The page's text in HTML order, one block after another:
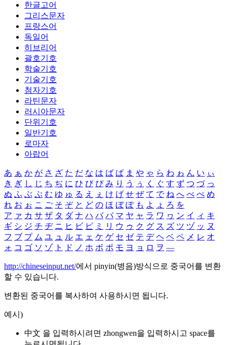
한글고어
그리스문자
프랑스어
독일어
히브리어
괄호기호
학술기호
기술기호
첨자기호
라틴문자
러시아문자
단위기호
일반기호
로마자
아랍어
あ ぁ か が さ ざ た だ な は ば ぱ ま や ゃ ら わ ゎ ん い ぃ
き ぎ し じ ち ぢ に ひ び ぴ み り う ぅ く ぐ す ず つ づ っ
ぬ ふ ぶ ぷ む ゆ ゅ る え ぇ け げ せ ぜ て で ね へ べ ぺ め
れ お ぉ こ ご そ ぞ と ど の ほ ぼ ぽ も よ ょ ろ を
ア ァ カ サ ザ タ ダ ナ ハ バ パ マ ヤ ャ ラ ワ ヮ ン イ ィ キ
ギ シ ジ チ ヂ ニ ヒ ビ ピ ミ リ ウ ゥ ク グ ス ズ ツ ヅ ッ ヌ
フ ブ プ ム ユ ュ ル エ ェ ケ ゲ セ ゼ テ デ ヘ ベ ペ メ レ オ
ォ コ ゴ ソ ゾ ト ド ノ ホ ボ ポ モ ヨ ョ ロ ヲ ―
http://chineseinput.net/에서 pinyin(병음)방식으로 중국어를 변환
할 수 있습니다.
변환된 중국어를 복사하여 사용하시면 됩니다.
예시)
中文 을 입력하시려면 zhongwen을 입력하시고 space를